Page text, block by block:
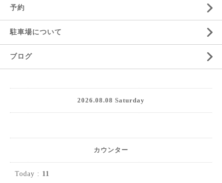
予約
駐車場について
ブログ
2026.08.08 Saturday
カウンター
Today : 11